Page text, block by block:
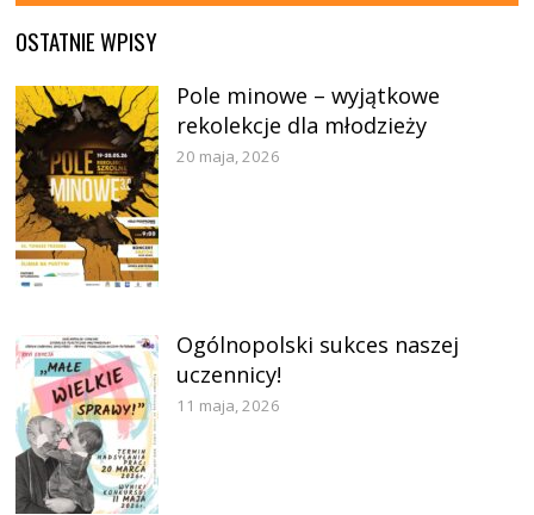
OSTATNIE WPISY
Pole minowe – wyjątkowe
rekolekcje dla młodzieży
20 maja, 2026
Ogólnopolski sukces naszej
uczennicy!
11 maja, 2026